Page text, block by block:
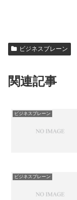
ビジネスブレーン
関連記事
ビジネスブレーン
ビジネスブレーン